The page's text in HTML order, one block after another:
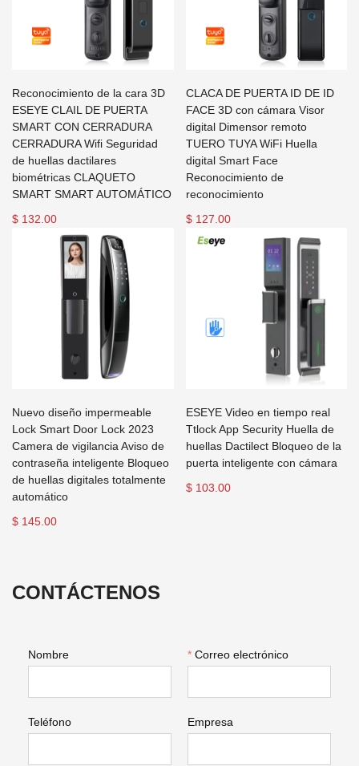
Reconocimiento de la cara 3D
ESEYE CLAIL DE PUERTA
SMART CON CERRADURA
CERRADURA Wifi Seguridad
de huellas dactilares
biométricas CLAQUETO
SMART SMART AUTOMÁTICO
$ 132.00
CLACA DE PUERTA ID DE ID
FACE 3D con cámara Visor
digital Dimensor remoto
TUERO TUYA WiFi Huella
digital Smart Face
Reconocimiento de
reconocimiento
$ 127.00
Nuevo diseño impermeable
Lock Smart Door Lock 2023
Camera de vigilancia Aviso de
contraseña inteligente Bloqueo
de huellas digitales totalmente
automático
$ 145.00
ESEYE Video en tiempo real
Ttlock App Security Huella de
huellas Dactilect Bloqueo de la
puerta inteligente con cámara
$ 103.00
CONTÁCTENOS
Nombre * Correo electrónico
Teléfono Empresa